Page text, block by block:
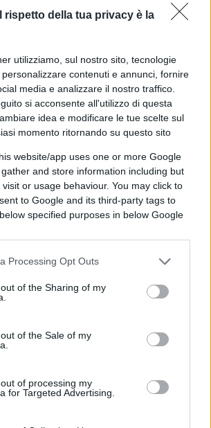
Il rispetto della tua privacy è la
utilizziamo, sul nostro sito, tecnologie
contenuti e annunci, fornire
media e analizzare il nostro traffico.
si acconsente all'utilizzo di questa
idea e modificare le tue scelte sul
momento ritornando su questo sito
website/app uses one or more Google
and store information including but
or usage behaviour. You may click to
to Google and its third-party tags to
specified purposes in below Google
Processing Opt Outs
of the Sharing of my
of the Sale of my
of processing my
for Targeted Advertising.
(all’epoca amministratore
società) e Francesco Cannillo
era iniziato il 23
con rito abbreviato. Durante la
novembre, i magistrati Eugenio
Barilli avevano chiesto pene di un
per Ferragni e Damato, e un
e Marcello Bana, avevano
vi fosse stato alcun dolo,
l’influencer avesse agito in
massimo, fosse stata vittima di
di assoluzione
pronunciata il 14 gennaio 2026
Pacini, presidente della
del Tribunale di Milano.
semplice, perseguibile solo su
ritirata dal Codacons (e da altri)